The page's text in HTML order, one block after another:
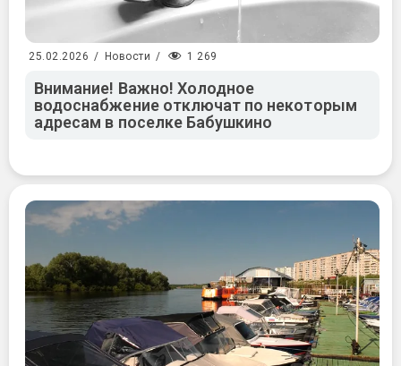
25.02.2026 / Новости / 1 269
Внимание! Важно! Холодное
водоснабжение отключат по некоторым
адресам в поселке Бабушкино